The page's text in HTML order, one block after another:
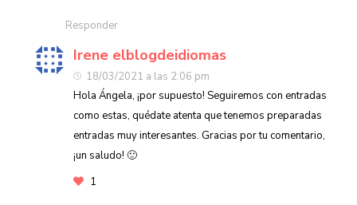
Responder
Irene elblogdeidiomas
18/03/2021 a las 2:06 pm
Hola Ángela, ¡por supuesto! Seguiremos con entradas
como estas, quédate atenta que tenemos preparadas
entradas muy interesantes. Gracias por tu comentario,
¡un saludo! 🙂
1